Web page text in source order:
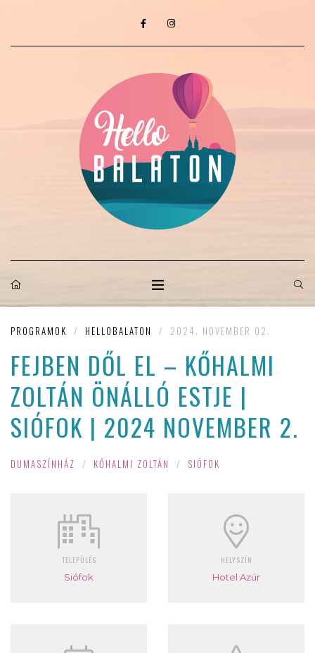
PROGRAMOK / HELLOBALATON / 2024. NOVEMBER 02.
FEJBEN DŐL EL – KŐHALMI
ZOLTÁN ÖNÁLLÓ ESTJE |
SIÓFOK | 2024 NOVEMBER 2.
DUMASZÍNHÁZ / KŐHALMI ZOLTÁN / SIÓFOK
TELEPÜLÉS
Siófok
HELYSZÍN
Hotel Azúr